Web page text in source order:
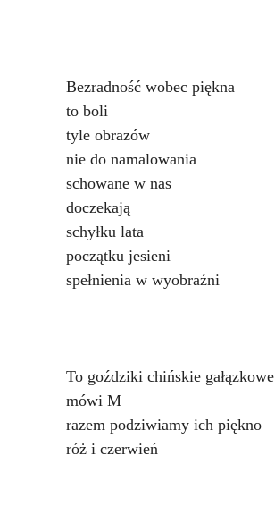
Bezradność wobec piękna
to boli
tyle obrazów
nie do namalowania
schowane w nas
doczekają
schyłku lata
początku jesieni
spełnienia w wyobraźni
To goździki chińskie gałązkowe
mówi M
razem podziwiamy ich piękno
róż i czerwień